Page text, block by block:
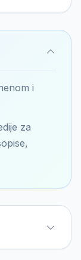
i
za